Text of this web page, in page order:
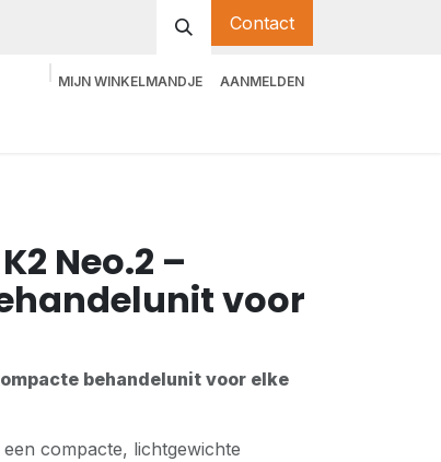
Contact
MIJN WINKELMANDJE AANMELDEN
Neo.2 –
voor
behandelunit voor elke
compacte, lichtgewichte